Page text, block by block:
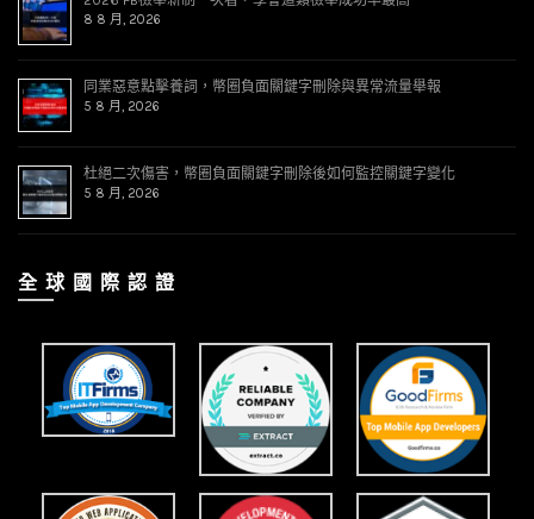
8 8 月, 2026
同業惡意點擊養詞，幣圈負面關鍵字刪除與異常流量舉報
5 8 月, 2026
杜絕二次傷害，幣圈負面關鍵字刪除後如何監控關鍵字變化
5 8 月, 2026
全 球 國 際 認 證